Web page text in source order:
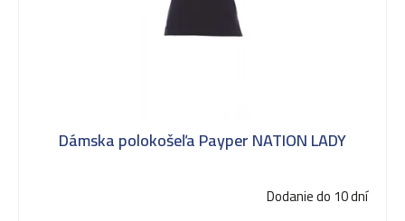
Dámska polokošeľa Payper NATION LADY
Dodanie do 10 dní